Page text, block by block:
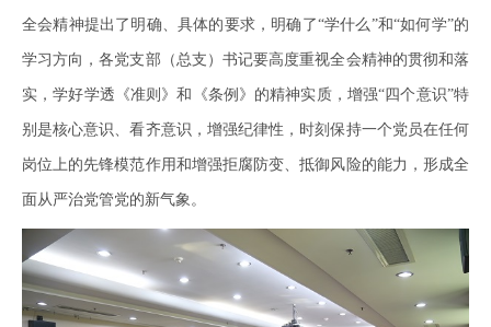
全会精神提出了明确、具体的要求，明确了“学什么”和“如何学”的
学习方向，各党支部（总支）书记要高度重视全会精神的贯彻和落
实，学好学透《准则》和《条例》的精神实质，增强“四个意识”特
别是核心意识、看齐意识，增强纪律性，时刻保持一个党员在任何
岗位上的先锋模范作用和增强拒腐防变、抵御风险的能力，形成全
面从严治党管党的新气象。